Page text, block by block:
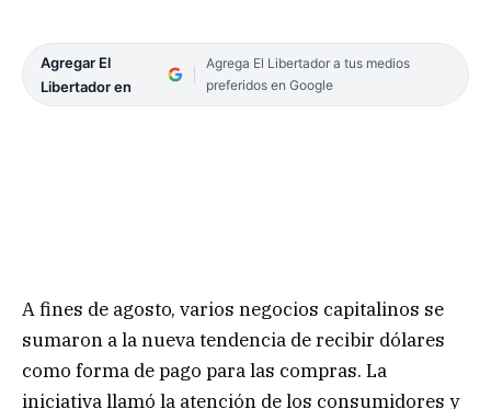
Agregar El
Libertador en
Agrega El Libertador a tus medios
preferidos en Google
A fines de agosto, varios negocios capitalinos se
sumaron a la nueva tendencia de recibir dólares
como forma de pago para las compras. La
iniciativa llamó la atención de los consumidores y